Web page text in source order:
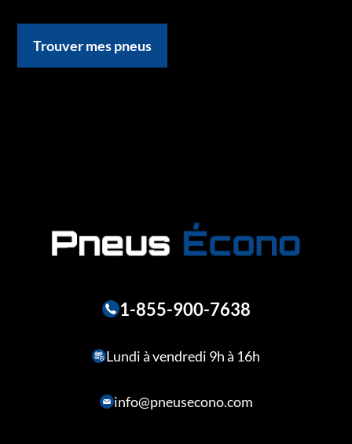
Trouver mes pneus
1-855-900-7638
Lundi à vendredi 9h à 16h
info@pneusecono.com